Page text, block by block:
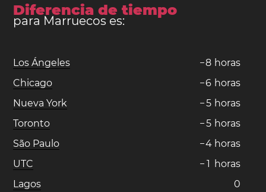
Diferencia de tiempo
para Marruecos es:
Los Ángeles −8 horas
Chicago
−6 horas
Nueva York
−5 horas
Toronto
−5 horas
São Paulo
−4 horas
UTC
− 1 horas
Lagos
0